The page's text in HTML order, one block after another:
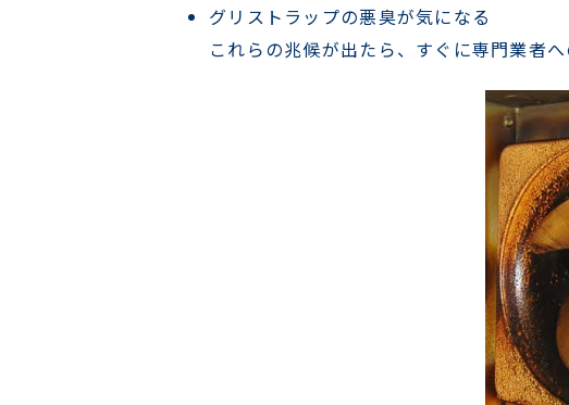
グリストラップの悪臭が気になる
これらの兆候が出たら、すぐに専門業者へ